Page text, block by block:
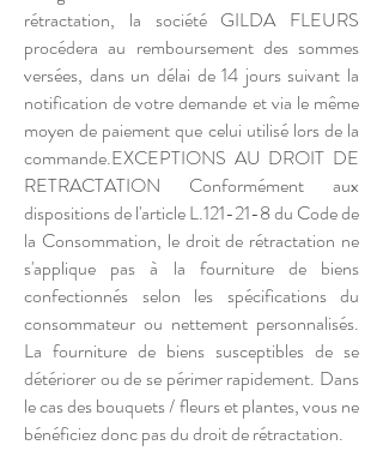
rétractation, la société GILDA FLEURS
procédera au remboursement des sommes
versées, dans un délai de 14 jours suivant la
notification de votre demande et via le même
moyen de paiement que celui utilisé lors de la
commande.EXCEPTIONS AU DROIT DE
RETRACTATION Conformément aux
dispositions de l'article L.121-21-8 du Code de
la Consommation, le droit de rétractation ne
s'applique pas à la fourniture de biens
confectionnés selon les spécifications du
consommateur ou nettement personnalisés.
La fourniture de biens susceptibles de se
détériorer ou de se périmer rapidement. Dans
le cas des bouquets / fleurs et plantes, vous ne
bénéficiez donc pas du droit de rétractation.